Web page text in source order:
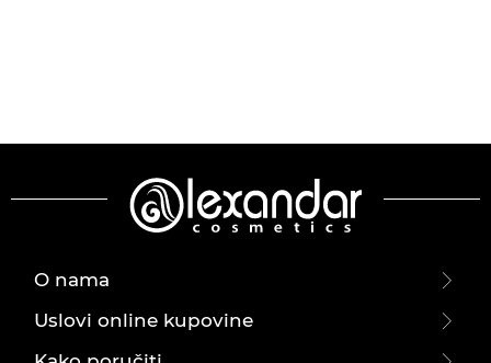
O nama
Uslovi online kupovine